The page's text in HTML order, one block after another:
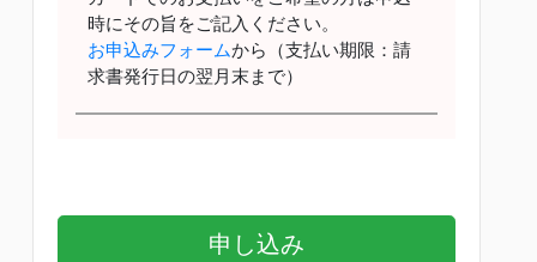
時にその旨をご記入ください。
お申込みフォームから（支払い期限：請
求書発行日の翌月末まで）
申し込み